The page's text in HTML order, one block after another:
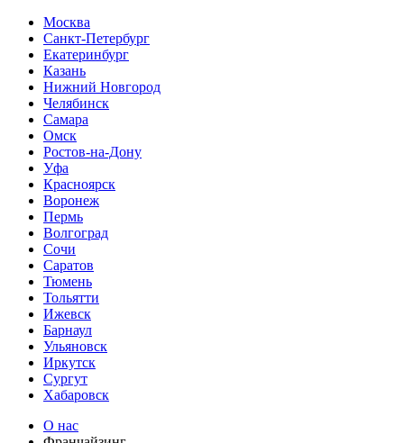
Москва
Санкт-Петербург
Екатеринбург
Казань
Нижний Новгород
Челябинск
Самара
Омск
Ростов-на-Дону
Уфа
Красноярск
Воронеж
Пермь
Волгоград
Сочи
Саратов
Тюмень
Тольятти
Ижевск
Барнаул
Ульяновск
Иркутск
Сургут
Хабаровск
О нас